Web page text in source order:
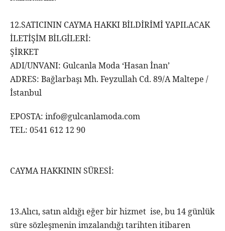
12.SATICININ CAYMA HAKKI BİLDİRİMİ YAPILACAK
İLETİŞİM BİLGİLERİ:
ŞİRKET
ADI/UNVANI: Gulcanla Moda ‘Hasan İnan’
ADRES: Bağlarbaşı Mh. Feyzullah Cd. 89/A Maltepe /
İstanbul
EPOSTA: info@gulcanlamoda.com
TEL: 0541 612 12 90
CAYMA HAKKININ SÜRESİ:
13.Alıcı, satın aldığı eğer bir hizmet ise, bu 14 günlük
süre sözleşmenin imzalandığı tarihten itibaren